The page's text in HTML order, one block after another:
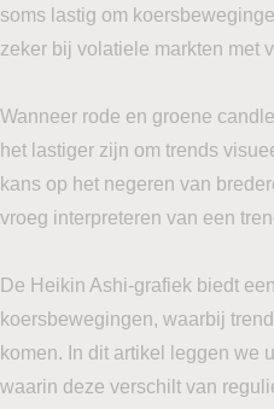
soms lastig om
zeker bij volatiele markten met
Wanneer rode en groene
het lastiger zijn om trends
kans op het negeren van
vroeg interpreteren van een
De Heikin Ashi-grafiek biedt
koersbewegingen, waarbij
komen. In dit artikel leggen we
waarin deze verschilt van